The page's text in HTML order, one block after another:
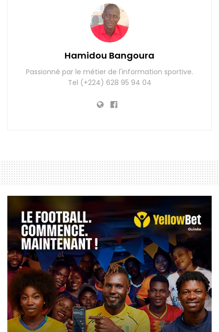
Hamidou Bangoura
Passionné par le métier de l'information sportive.
Tel (+224) 628 95 94 04